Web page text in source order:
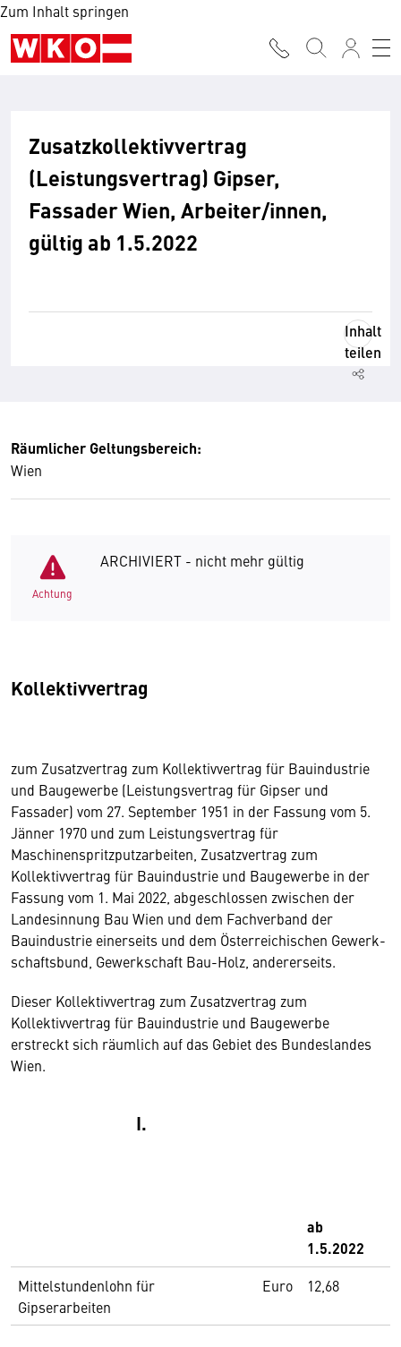
Zum Inhalt springen
Zusatzkollektivvertrag
(Leistungsvertrag) Gipser,
Fassader Wien, Arbeiter/innen,
gültig ab 1.5.2022
Inhalt
teilen
Räumlicher Geltungsbereich:
Wien
Achtung
ARCHIVIERT - nicht mehr gültig
Kollektivvertrag
zum Zusatzvertrag zum Kollektivvertrag für Bauindustrie
und Baugewerbe (Leistungsvertrag für Gipser und
Fassader) vom 27. September 1951 in der Fassung vom 5.
Jänner 1970 und zum Leistungsvertrag für
Maschinenspritzputzarbeiten, Zusatzvertrag zum
Kollektivvertrag für Bauindustrie und Baugewerbe in der
Fassung vom 1. Mai 2022, abgeschlossen zwischen der
Landesinnung Bau Wien und dem Fachverband der
Bauindustrie einerseits und dem Österreichischen Gewerk­
schaftsbund, Gewerkschaft Bau-Holz, andererseits.
Dieser Kollektivvertrag zum Zusatzvertrag zum
Kollektivvertrag für Bauindustrie und Baugewerbe
erstreckt sich räumlich auf das Gebiet des Bundeslandes
Wien.
I.
ab
1.5.2022
Mittelstundenlohn für
Gipserarbeiten
Euro 12,68